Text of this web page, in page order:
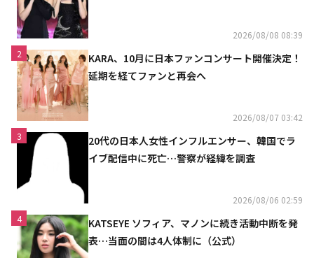
2026/08/08 08:39
2
KARA、10月に日本ファンコンサート開催決定！
延期を経てファンと再会へ
2026/08/07 03:42
3
20代の日本人女性インフルエンサー、韓国でラ
イブ配信中に死亡…警察が経緯を調査
2026/08/06 02:59
4
KATSEYE ソフィア、マノンに続き活動中断を発
表…当面の間は4人体制に（公式）